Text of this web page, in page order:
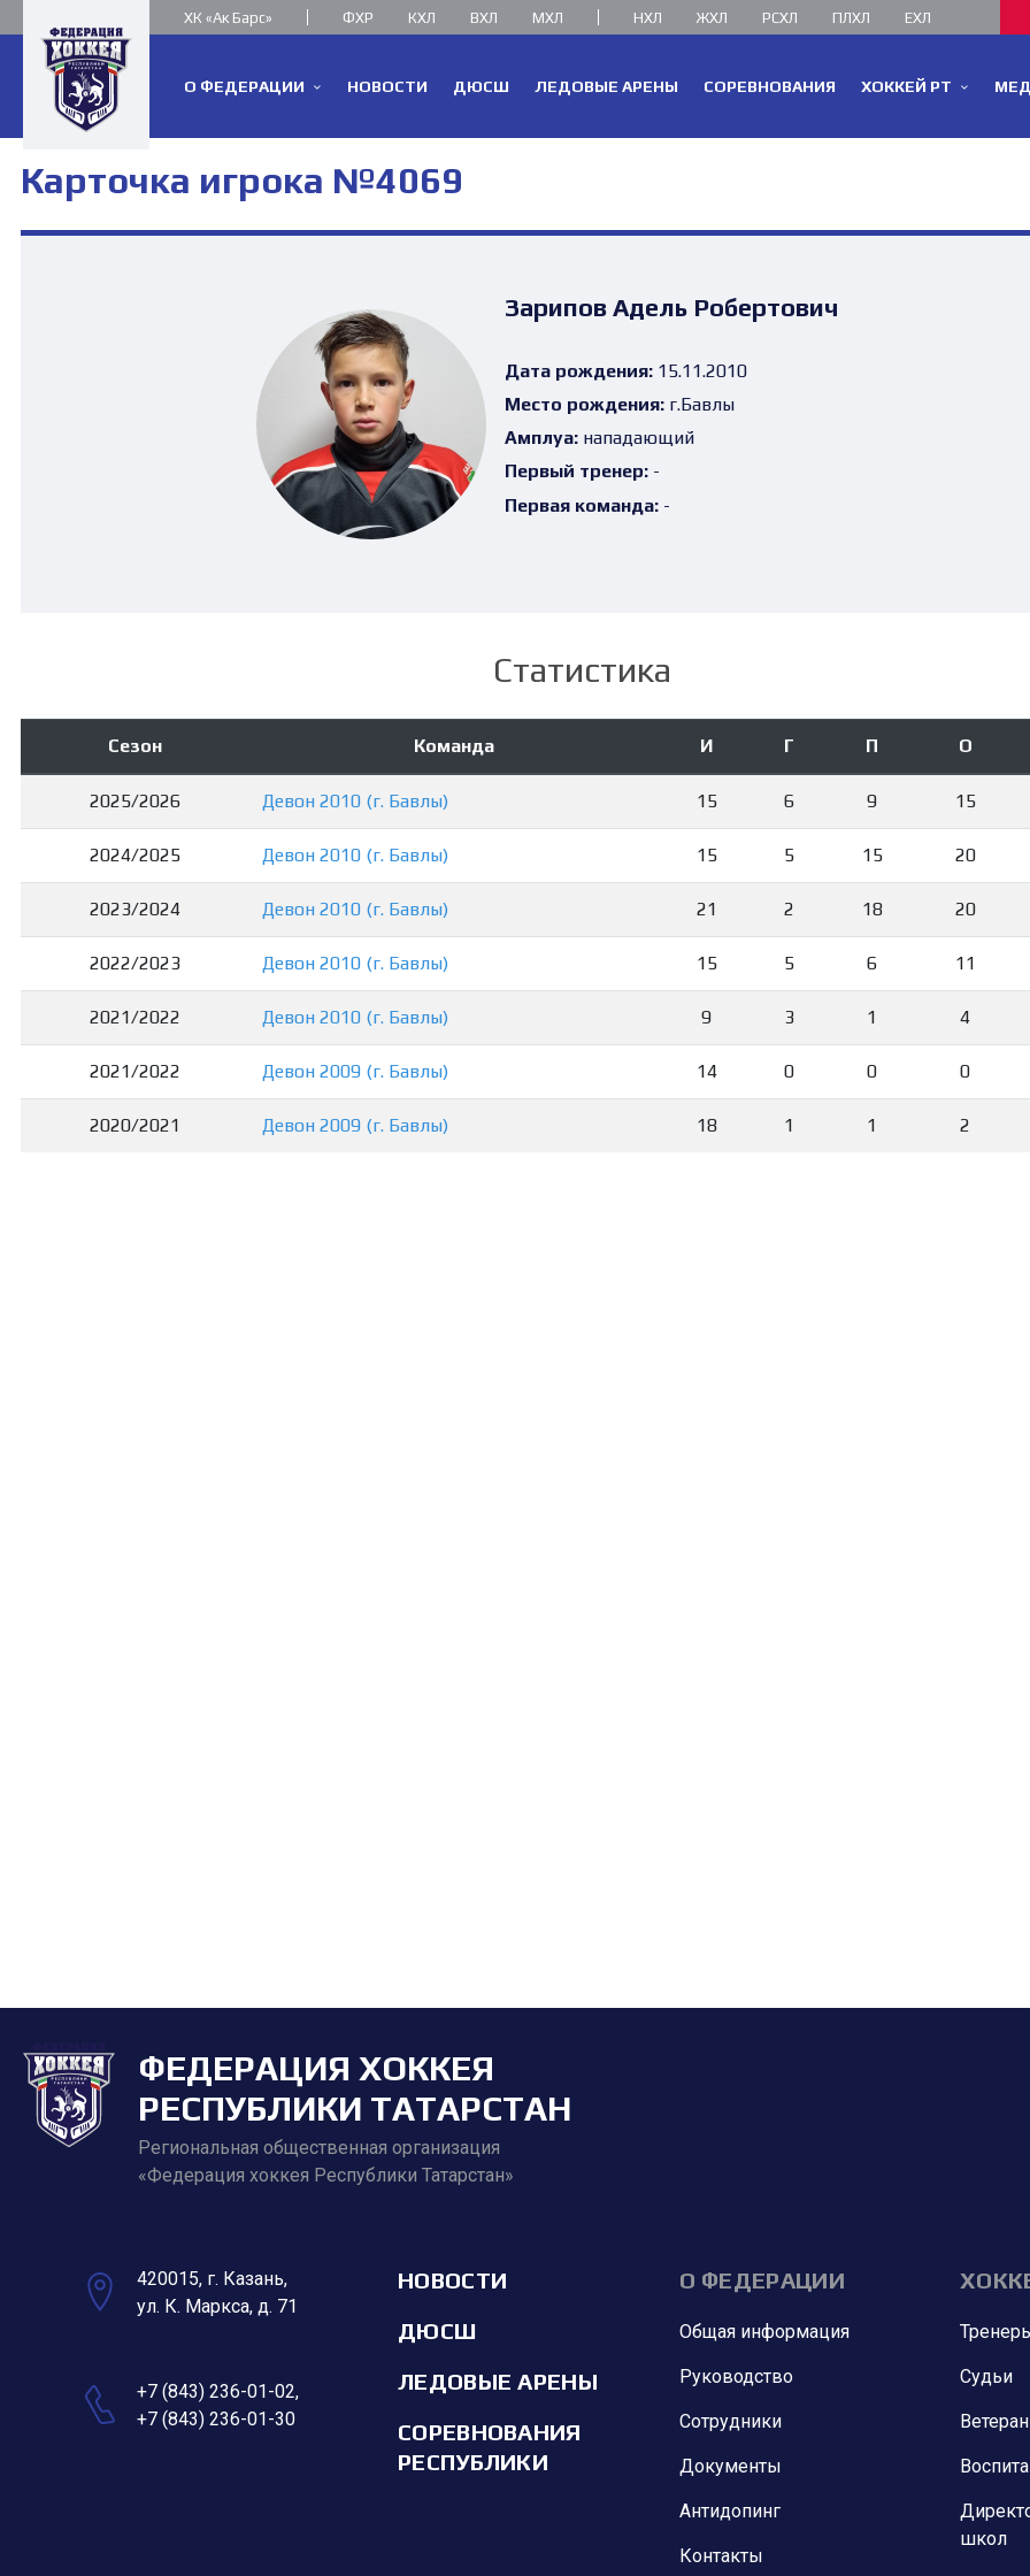
ХК «Ак Барс» ФХР КХЛ ВХЛ МХЛ НХЛ ЖХЛ РСХЛ ПЛХЛ ЕХЛ
О ФЕДЕРАЦИИ НОВОСТИ ДЮСШ ЛЕДОВЫЕ АРЕНЫ СОРЕВНОВАНИЯ ХОККЕЙ РТ
Карточка игрока №4069
Зарипов Адель Робертович
Дата рождения:15.11.2010
Место рождения:г.Бавлы
Амплуа:нападающий
Первый тренер:-
Первая команда:-
Статистика
Сезон Команда И Г П О
2025/2026 Девон 2010 (г. Бавлы) 15 6 9 15
2024/2025 Девон 2010 (г. Бавлы) 15 5 15 20
2023/2024 Девон 2010 (г. Бавлы) 21 2 18 20
2022/2023 Девон 2010 (г. Бавлы) 15 5 6 11
2021/2022 Девон 2010 (г. Бавлы) 9 3 1 4
2021/2022 Девон 2009 (г. Бавлы) 14 0 0 0
2020/2021 Девон 2009 (г. Бавлы) 18 1 1 2
ФЕДЕРАЦИЯ ХОККЕЯ
РЕСПУБЛИКИ ТАТАРСТАН
Региональная общественная организация
«Федерация хоккея Республики Татарстан»
420015, г. Казань,
ул. К. Маркса, д. 71
+7 (843) 236-01-02,
+7 (843) 236-01-30
НОВОСТИ
ДЮСШ
ЛЕДОВЫЕ АРЕНЫ
СОРЕВНОВАНИЯ
РЕСПУБЛИКИ
О ФЕДЕРАЦИИ
Общая информация
Руководство
Сотрудники
Документы
Антидопинг
Контакты
Судьи
школ